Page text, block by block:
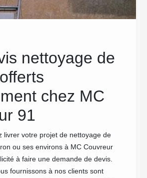
nettoyage de
chez MC
91
livrer votre projet de nettoyage de
ou ses environs à MC Couvreur
à faire une demande de devis.
fournissons à nos clients sont